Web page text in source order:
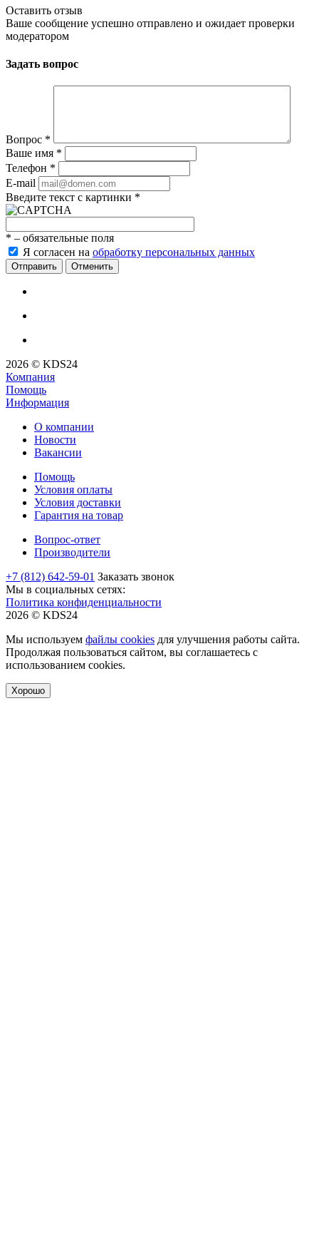
Оставить отзыв
Ваше сообщение успешно отправлено и ожидает проверки
модератором
Задать вопрос
Вопрос *
Ваше имя *
Телефон *
E-mail
Введите текст с картинки *
* – обязательные поля
Я согласен на обработку персональных данных
Отменить
2026 © KDS24
Компания
Помощь
Информация
О компании
Новости
Вакансии
Помощь
Условия оплаты
Условия доставки
Гарантия на товар
Вопрос-ответ
Производители
+7 (812) 642-59-01 Заказать звонок
Мы в социальных сетях:
Политика конфиденциальности
2026 © KDS24
Мы используем файлы cookies для улучшения работы сайта.
Продолжая пользоваться сайтом, вы соглашаетесь с
использованием cookies.
Хорошо